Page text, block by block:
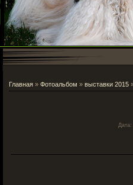
Главная » Фотоальбом » выставки 2015
Дата: